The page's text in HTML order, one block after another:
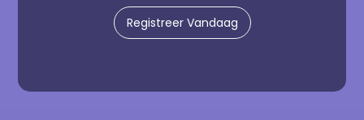
Registreer Vandaag